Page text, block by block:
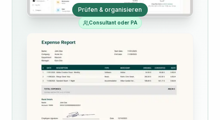
Prüfen & organisieren
Consultant oder PA